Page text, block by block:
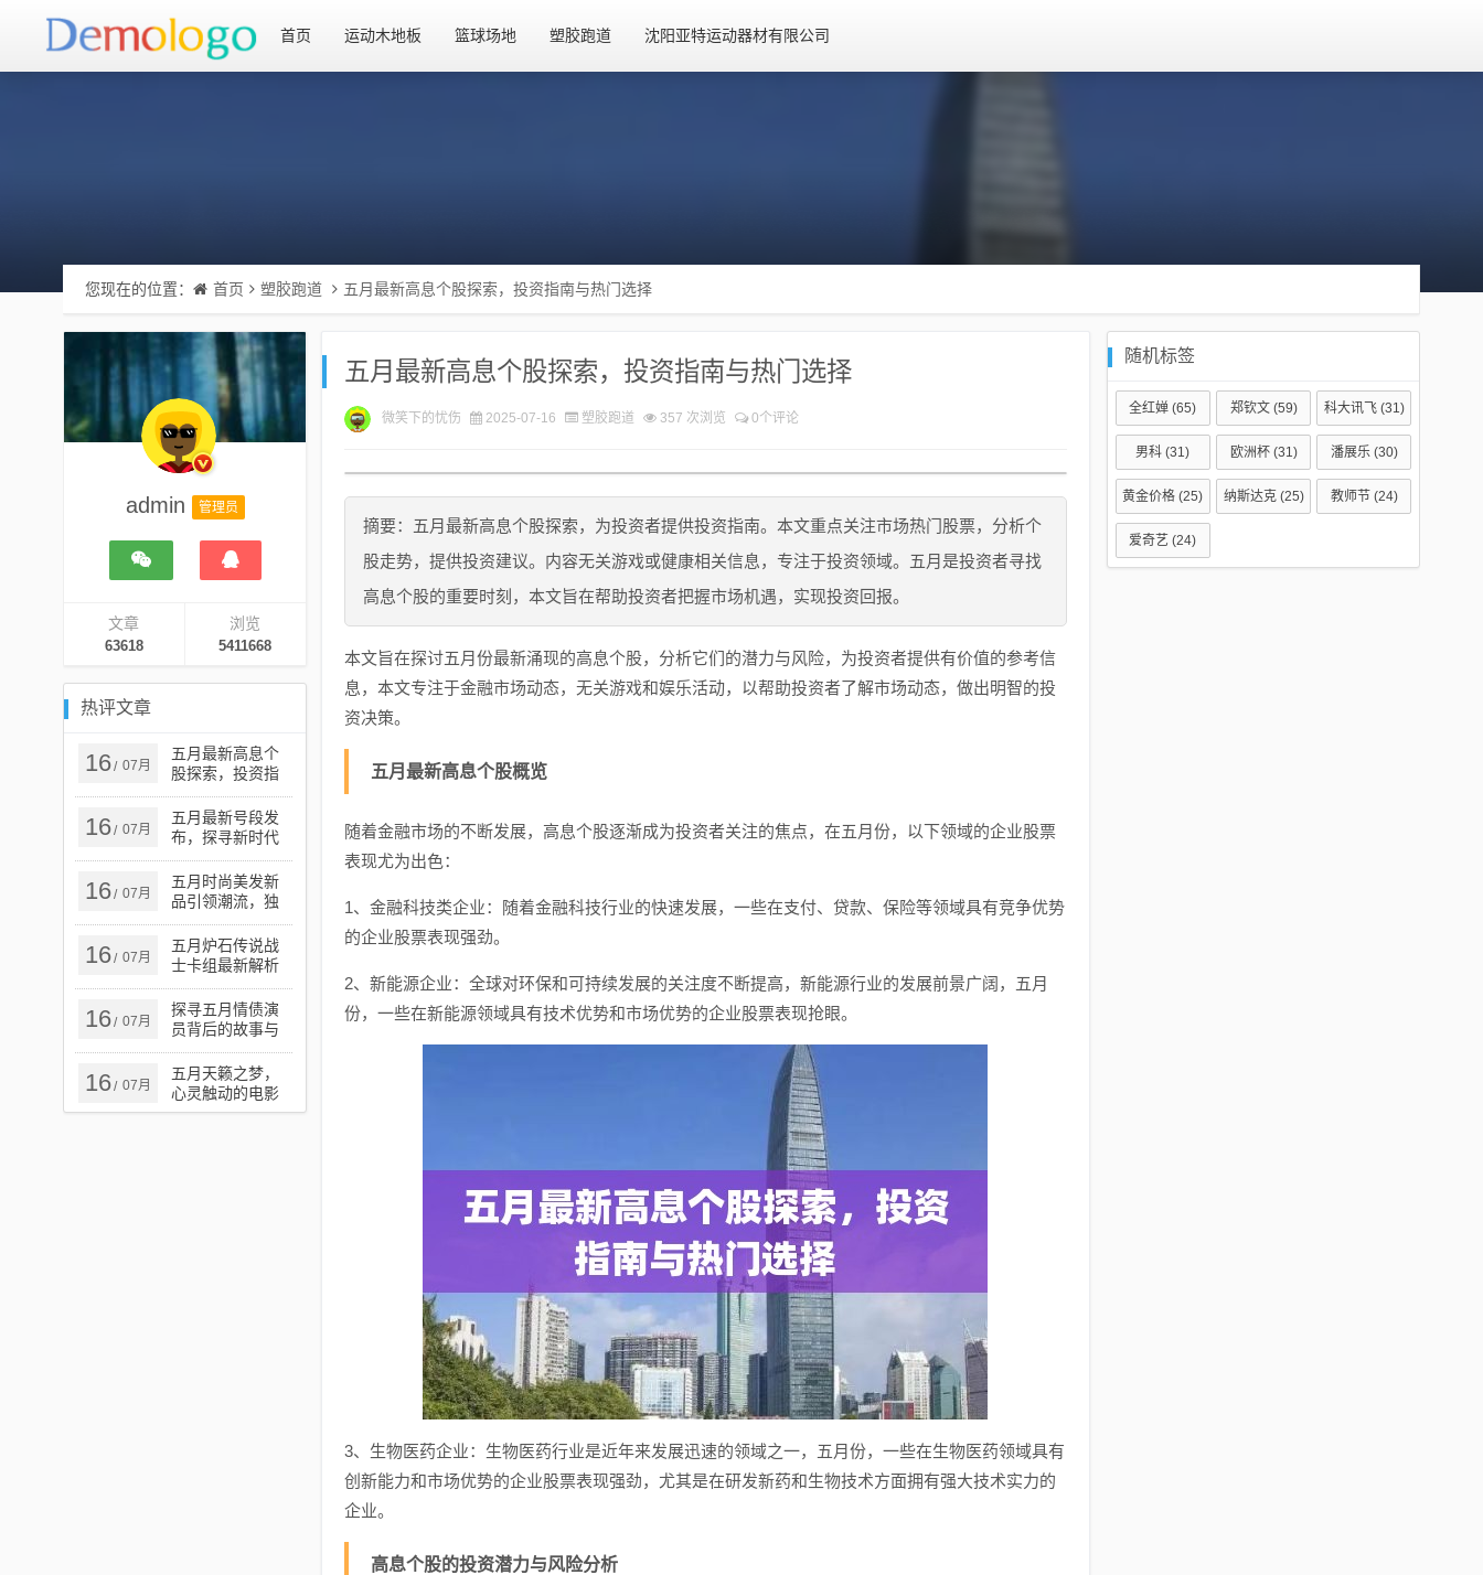
首页 运动木地板 篮球场地 塑胶跑道 沈阳亚特运动器材有限公司
您现在的位置： 首页 塑胶跑道 五月最新高息个股探索，投资指南与热门选择
admin 管理员
文章
63618
浏览
5411668
热评文章
16/ 07月
五月最新高息个
股探索，投资指
南与热门选择
16/ 07月
五月最新号段发
布，探寻新时代
的机遇与挑战
16/ 07月
五月时尚美发新
品引领潮流，独
特魅力展现秀发
风采
16/ 07月
五月炉石传说战
士卡组最新解析
与攻略
16/ 07月
探寻五月情债演
员背后的故事与
演技魅力
16/ 07月
五月天籁之梦，
心灵触动的电影
之旅
五月最新高息个股探索，投资指南与热门选择
微笑下的忧伤 2025-07-16 塑胶跑道 357 次浏览 0个评论
摘要：五月最新高息个股探索，为投资者提供投资指南。本文重点关注市场热门股票，分析个
股走势，提供投资建议。内容无关游戏或健康相关信息，专注于投资领域。五月是投资者寻找
高息个股的重要时刻，本文旨在帮助投资者把握市场机遇，实现投资回报。
本文旨在探讨五月份最新涌现的高息个股，分析它们的潜力与风险，为投资者提供有价值的参考信
息，本文专注于金融市场动态，无关游戏和娱乐活动，以帮助投资者了解市场动态，做出明智的投
资决策。
五月最新高息个股概览
随着金融市场的不断发展，高息个股逐渐成为投资者关注的焦点，在五月份，以下领域的企业股票
表现尤为出色：
1、金融科技类企业：随着金融科技行业的快速发展，一些在支付、贷款、保险等领域具有竞争优势
的企业股票表现强劲。
2、新能源企业：全球对环保和可持续发展的关注度不断提高，新能源行业的发展前景广阔，五月
份，一些在新能源领域具有技术优势和市场优势的企业股票表现抢眼。
3、生物医药企业：生物医药行业是近年来发展迅速的领域之一，五月份，一些在生物医药领域具有
创新能力和市场优势的企业股票表现强劲，尤其是在研发新药和生物技术方面拥有强大技术实力的
企业。
高息个股的投资潜力与风险分析
随机标签
全红婵 (65) 郑钦文(59) 科大讯飞(31)
男科 (31) 欧洲杯(31) 潘展乐(30)
黄金价格 (25) 纳斯达克(25) 教师节 (24)
爱奇艺 (24)